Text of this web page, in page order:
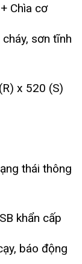
Chìa cơ
sơn tĩnh
x 520 (S)
thái thông
khẩn cấp
báo động